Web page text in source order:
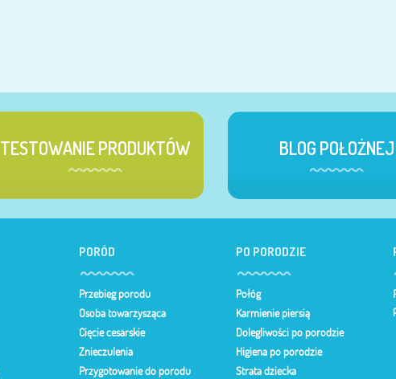
TESTOWANIE PRODUKTÓW BLOG POŁOŻNEJ
PORÓD
Przebieg porodu
Osoba towarzysząca
Cięcie cesarskie
Znieczulenia
Przygotowanie do porodu
PO PORODZIE
Połóg
Karmienie piersią
Dolegliwości po porodzie
Higiena po porodzie
Strata dziecka